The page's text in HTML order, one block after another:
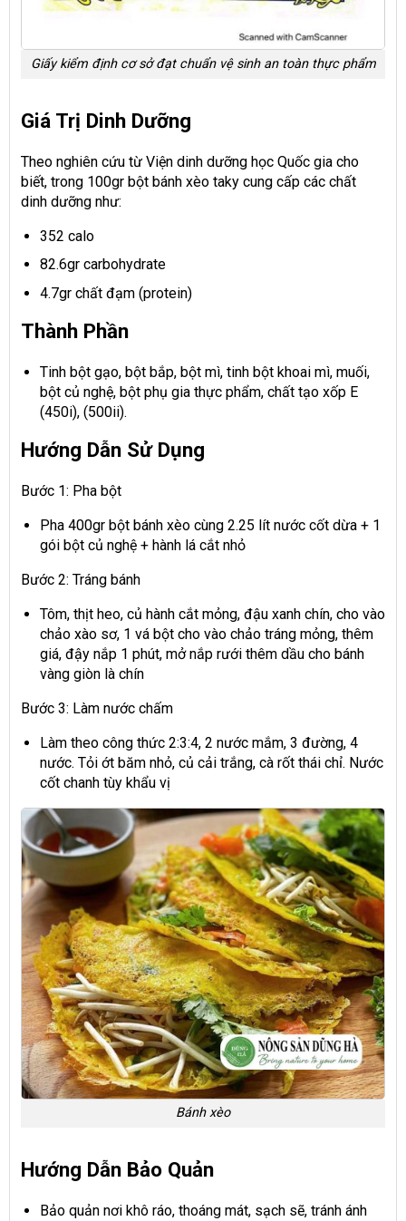
Giấy kiểm định cơ sở đạt chuẩn vệ sinh an toàn thực phẩm
Giá Trị Dinh Dưỡng
Theo nghiên cứu từ Viện dinh dưỡng học Quốc gia cho
biết, trong 100gr bột bánh xèo taky cung cấp các chất
dinh dưỡng như:
352 calo
82.6gr carbohydrate
4.7gr chất đạm (protein)
Thành Phần
Tinh bột gạo, bột bắp, bột mì, tinh bột khoai mì, muối,
bột củ nghệ, bột phụ gia thực phẩm, chất tạo xốp E
(450i), (500ii).
Hướng Dẫn Sử Dụng
Bước 1: Pha bột
Pha 400gr bột bánh xèo cùng 2.25 lít nước cốt dừa + 1
gói bột củ nghệ + hành lá cắt nhỏ
Bước 2: Tráng bánh
Tôm, thịt heo, củ hành cắt mỏng, đậu xanh chín, cho vào
chảo xào sơ, 1 vá bột cho vào chảo tráng mỏng, thêm
giá, đậy nắp 1 phút, mở nắp rưới thêm dầu cho bánh
vàng giòn là chín
Bước 3: Làm nước chấm
Làm theo công thức 2:3:4, 2 nước mắm, 3 đường, 4
nước. Tỏi ớt băm nhỏ, củ cải trắng, cà rốt thái chỉ. Nước
cốt chanh tùy khẩu vị
Bánh xèo
Hướng Dẫn Bảo Quản
Bảo quản nơi khô ráo, thoáng mát, sạch sẽ, tránh ánh